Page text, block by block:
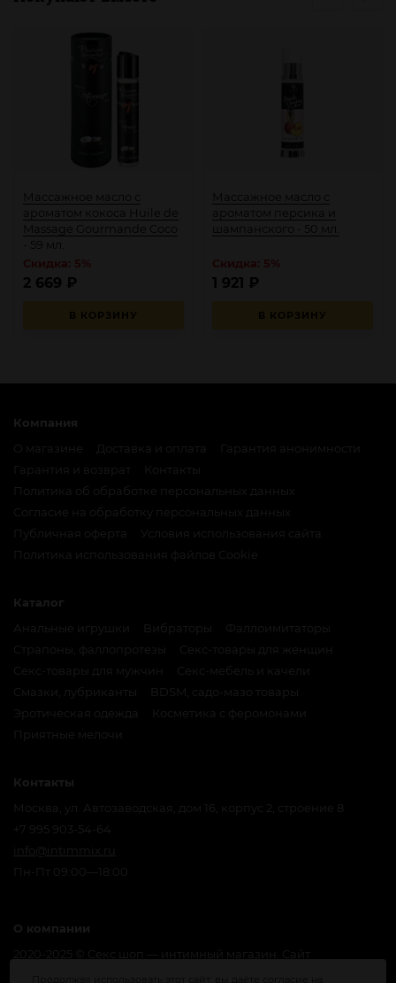
Массажное масло с
ароматом кокоса Huile de
Massage Gourmande Coco
- 59 мл.
В КОРЗИНУ
2 669 ₽
Массажное масло с
ароматом персика и
шампанского - 50 мл.
В КОРЗИНУ
1 921 ₽
Компания
О магазине
Доставка и оплата
Гарантия анонимности
Политика об обработке персональных данных
Согласие на обработку персональных данных
Публичная оферта
Условия использования сайта
Политика использования файлов Cookie
Каталог
Анальные игрушки
Вибраторы
Фаллоимитаторы
Страпоны, фаллопротезы
Секс-товары для женщин
Секс-товары для мужчин
Секс-мебель и качели
Смазки, лубриканты
BDSM, садо-мазо товары
Эротическая одежда
Косметика с феромонами
Приятные мелочи
Контакты
Москва, ул. Автозаводская, дом 16, корпус 2, строение 8
+7 995 903-54-64
info@intimmix.ru
Пн-Пт 09:00—18:00
О компании